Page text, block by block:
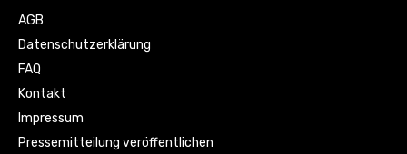
AGB
Datenschutzerklärung
FAQ
Kontakt
Impressum
Pressemitteilung veröffentlichen